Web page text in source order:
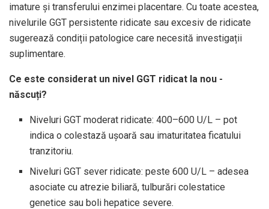
imature și transferului enzimei placentare. Cu toate acestea,
nivelurile GGT persistente ridicate sau excesiv de ridicate
sugerează condiții patologice care necesită investigații
suplimentare.
Ce este considerat un nivel GGT ridicat la nou -
născuți?
Niveluri GGT moderat ridicate: 400–600 U/L – pot
indica o colestază ușoară sau imaturitatea ficatului
tranzitoriu.
Niveluri GGT sever ridicate: peste 600 U/L – adesea
asociate cu atrezie biliară, tulburări colestatice
genetice sau boli hepatice severe.